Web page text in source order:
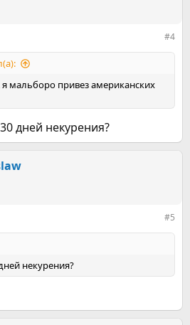
#4
мальборо привез американских
дней некурения?
#5
некурения?